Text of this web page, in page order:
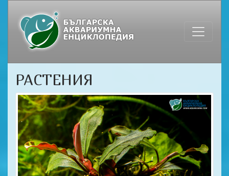
РАСТЕНИЯ